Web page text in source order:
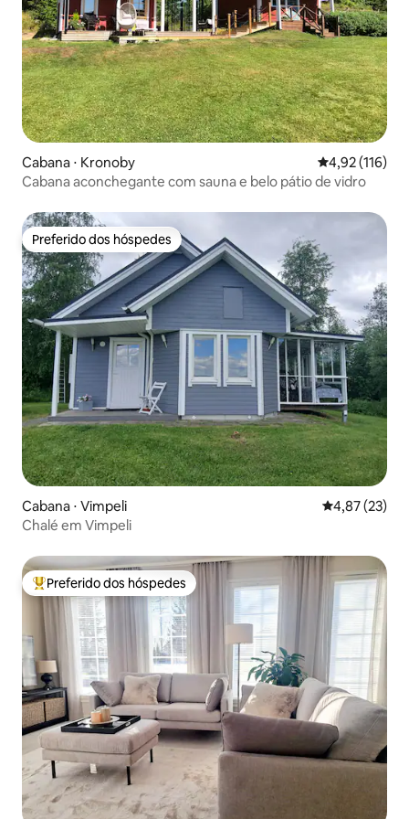
Cabana ⋅ Kronoby 4,92 de uma
4,92 (116)
Cabana aconchegante com sauna e belo pátio de vidro
Preferido dos hóspedes
Preferido dos hóspedes
Cabana ⋅ Vimpeli 4,87 de uma
4,87 (23)
Chalé em Vimpeli
Entre os melhores preferidos dos hóspedes
Preferido dos hóspedes